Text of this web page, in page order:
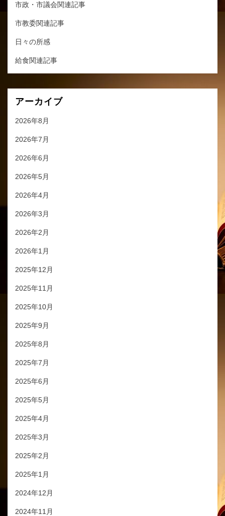
市政・市議会関連記事
市教委関連記事
日々の所感
給食関連記事
アーカイブ
2026年8月
2026年7月
2026年6月
2026年5月
2026年4月
2026年3月
2026年2月
2026年1月
2025年12月
2025年11月
2025年10月
2025年9月
2025年8月
2025年7月
2025年6月
2025年5月
2025年4月
2025年3月
2025年2月
2025年1月
2024年12月
2024年11月